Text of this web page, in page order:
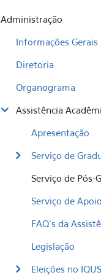
Administração
Informações Gerais
Diretoria
Organograma
Assistência
Apresentação
Serviço de
Serviço de Pós-
Serviço de
FAQ's da
Legislação
Eleições no